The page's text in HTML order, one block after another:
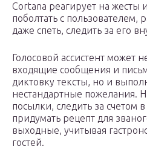
Cortana реагирует на жесты
поболтать с пользователем,
даже спеть, следить за его
Голосовой ассистент может
входящие сообщения и
диктовку тексты, но и
нестандартные пожелания.
посылки, следить за счетом
придумать рецепт для
выходные, учитывая
гостей.